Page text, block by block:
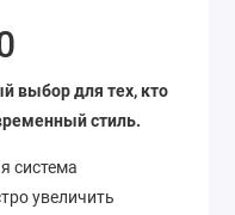
выбор для тех, кто
стиль.
система
увеличить